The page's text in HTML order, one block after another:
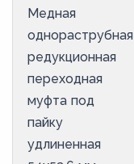
Медная
однораструбная
редукционная
переходная
муфта под
пайку
удлиненная